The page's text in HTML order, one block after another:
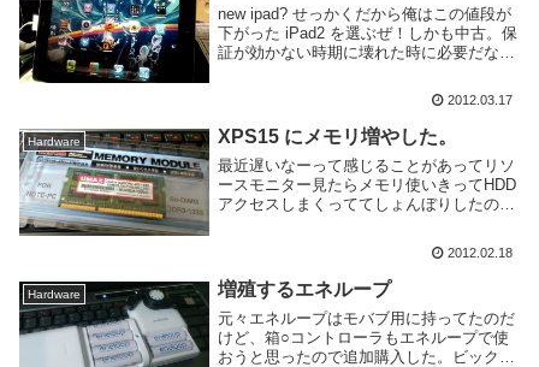
new ipad? せっかくだから俺はこの値段が
下がった iPad2 を選ぶぜ！しかも中古。保
証が効かない時期に壊れた時に必要だなー
ipod touch のノリでアプリいれまくって
2012.03.17
Hardware XPS15 にメモリ増やした。
最近遅いなーって感じることがあってリソ
ースモニター見たらメモリ使いきってHDD
アクセスしまくっててしょんぼりしたので
SO-DIMM DDR3-PC10600 4GB CL9 ビッ
2012.02.18
Hardware 増殖するエネループ
元々エネループはモバブ用に持ってたのだ
けど、箱○コントローラもエネループで使
おうと思ったので追加購入した。ビックカ